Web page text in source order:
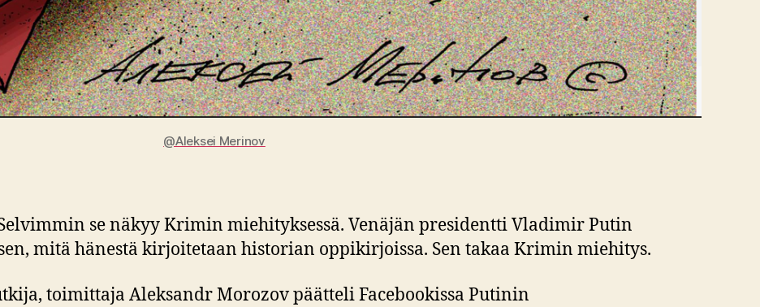
@Aleksei Merinov
se näkyy Krimin miehityksessä. Venäjän presidentti Vladimir Putin
mitä hänestä kirjoitetaan historian oppikirjoissa. Sen takaa Krimin miehitys.
toimittaja Aleksandr Morozov päätteli Facebookissa Putinin